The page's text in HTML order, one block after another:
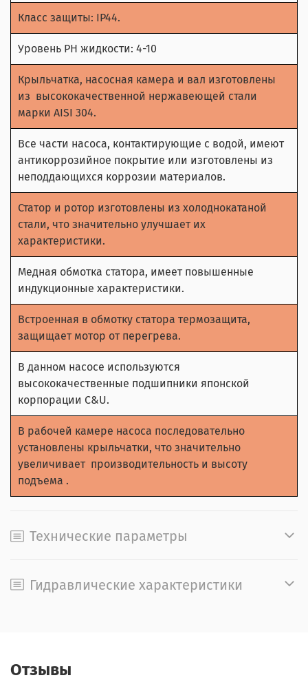
Класс защиты: IP44.
Уровень РН жидкости: 4-10
Крыльчатка, насосная камера и вал изготовлены
из высококачественной нержавеющей стали
марки AISI 304.
Все части насоса, контактирующие с водой, имеют
антикоррозийное покрытие или изготовлены из
неподдающихся коррозии материалов.
Статор и ротор изготовлены из холоднокатаной
стали, что значительно улучшает их
характеристики.
Медная обмотка статора, имеет повышенные
индукционные характеристики.
Встроенная в обмотку статора термозащита,
защищает мотор от перегрева.
В данном насосе используются
высококачественные подшипники японской
корпорации С&U.
В рабочей камере насоса последовательно
установлены крыльчатки, что значительно
увеличивает производительность и высоту
подъема .
Технические параметры
Гидравлические характеристики
Отзывы